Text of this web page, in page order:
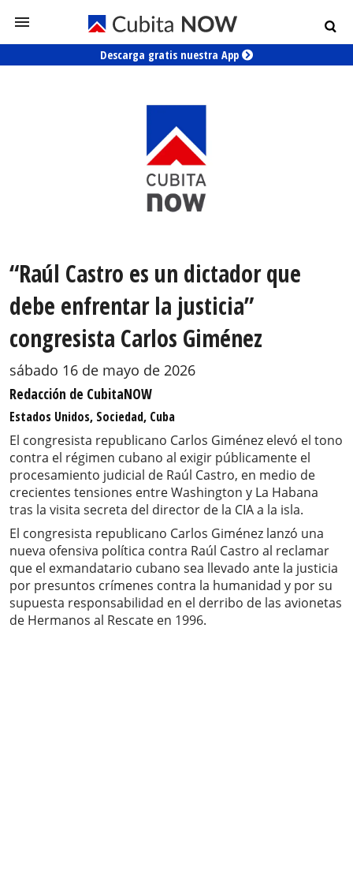
Descarga gratis nuestra App
“Raúl Castro es un dictador que
debe enfrentar la justicia”
congresista Carlos Giménez
sábado 16 de mayo de 2026
Redacción de CubitaNOW
Estados Unidos, Sociedad, Cuba
El congresista republicano Carlos Giménez elevó el tono
contra el régimen cubano al exigir públicamente el
procesamiento judicial de Raúl Castro, en medio de
crecientes tensiones entre Washington y La Habana
tras la visita secreta del director de la CIA a la isla.
El congresista republicano Carlos Giménez lanzó una
nueva ofensiva política contra Raúl Castro al reclamar
que el exmandatario cubano sea llevado ante la justicia
por presuntos crímenes contra la humanidad y por su
supuesta responsabilidad en el derribo de las avionetas
de Hermanos al Rescate en 1996.